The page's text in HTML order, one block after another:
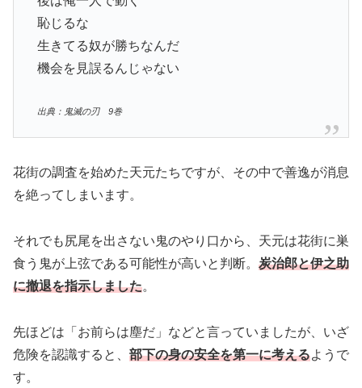
恥じるな
生きてる奴が勝ちなんだ
機会を見誤るんじゃない
出典：鬼滅の刃 9巻
花街の調査を始めた天元たちですが、その中で善逸が消息
を絶ってしまいます。
それでも尻尾を出さない鬼のやり口から、天元は花街に巣
食う鬼が上弦である可能性が高いと判断。 炭治郎と伊之助
に撤退を指示しました。
先ほどは「お前らは塵だ」などと言っていましたが、いざ
危険を認識すると、 部下の身の安全を第一に考えるようで
す。